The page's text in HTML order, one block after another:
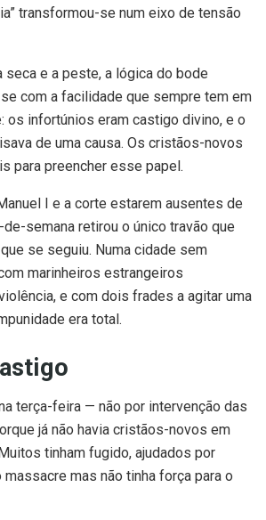
transformou-se num eixo de tensão
seca e a peste, a lógica do bode
com a facilidade que sempre tem em
os infortúnios eram castigo divino, e o
de uma causa. Os cristãos-novos
para preencher esse papel.
I e a corte estarem ausentes de
semana retirou o único travão que
se seguiu. Numa cidade sem
marinheiros estrangeiros
e com dois frades a agitar uma
era total.
terça-feira — não por intervenção das
já não havia cristãos-novos em
tinham fugido, ajudados por
massacre mas não tinha força para o